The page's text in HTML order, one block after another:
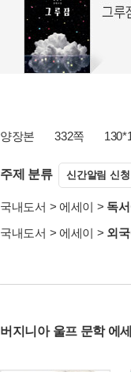
양장본 332쪽
주제 분류 신간알림 신청
국내도서 > 에세이 > 독
국내도서 > 에세이 > 외
버지니아 울프 문학 에세